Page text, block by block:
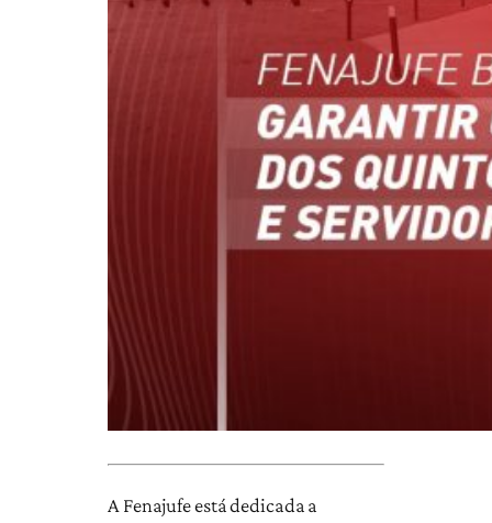
A Fenajufe está dedicada a